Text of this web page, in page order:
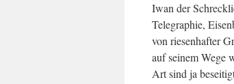
Iwan der
Telegraphie,
von riesenhafter
auf seinem Wege
Art sind ja